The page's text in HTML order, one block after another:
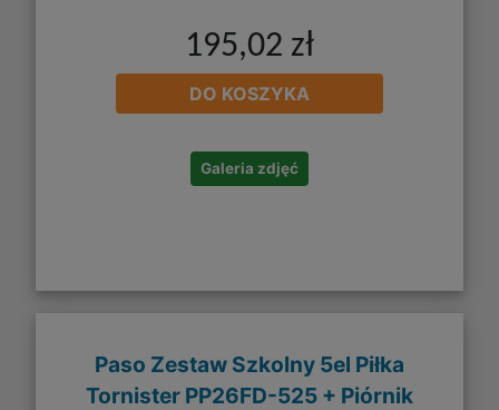
195,02 zł
DO KOSZYKA
Galeria zdjęć
Paso Zestaw Szkolny 5el Piłka
Tornister PP26FD-525 + Piórnik